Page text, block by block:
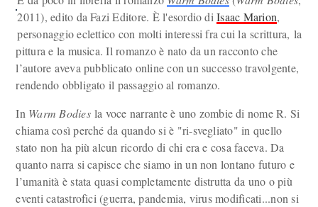
2011), edito da Fazi Editore. È l'esordio diIsaac Marion,
personaggio eclettico con molti interessi fra cui la scrittura, la
pittura e la musica. Il romanzo è nato da un racconto che
l’autore aveva pubblicato online con un successo travolgente,
rendendo obbligato il passaggio al romanzo.
In Warm Bodiesla voce narrante è uno zombie di nome R. Si
chiama così perché da quando si è "ri-svegliato" in quello
stato non ha più alcun ricordo di chi era e cosa faceva. Da
quanto narra si capisce che siamo in un non lontano futuro e
l’umanità è stata quasi completamente distrutta da uno o più
eventi catastrofici (guerra, pandemia, virus modificati...non si